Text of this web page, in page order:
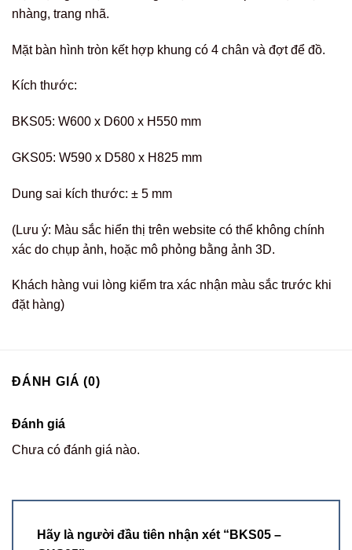
nhàng, trang nhã.
Mặt bàn hình tròn kết hợp khung có 4 chân và đợt để đồ.
Kích thước:
BKS05: W600 x D600 x H550 mm
GKS05: W590 x D580 x H825 mm
Dung sai kích thước: ± 5 mm
(Lưu ý: Màu sắc hiển thị trên website có thể không chính
xác do chụp ảnh, hoặc mô phỏng bằng ảnh 3D.
Khách hàng vui lòng kiểm tra xác nhận màu sắc trước khi
đặt hàng)
ĐÁNH GIÁ (0)
Đánh giá
Chưa có đánh giá nào.
Hãy là người đầu tiên nhận xét “BKS05 –